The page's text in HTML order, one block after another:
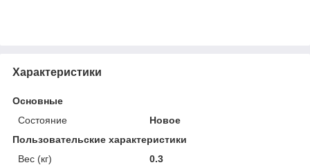
Характеристики
Основные
Состояние
Новое
Пользовательские характеристики
Вес (кг)
0.3